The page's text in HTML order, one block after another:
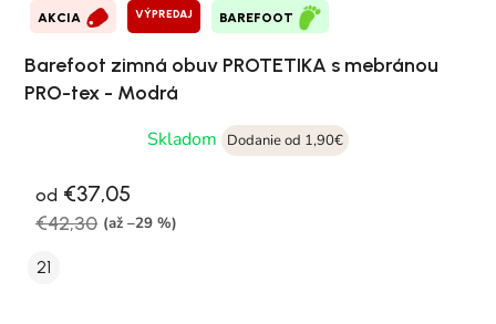
AKCIA VÝPREDAJ BAREFOOT
Barefoot zimná obuv PROTETIKA s mebránou
PRO-tex - Modrá
Skladom
Dodanie od 1,90€
od €37,05
€42,30 (až –29 %)
21